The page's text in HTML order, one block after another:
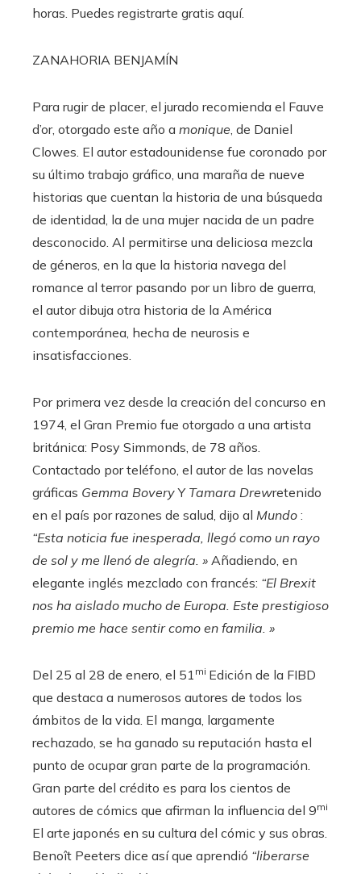
horas. Puedes registrarte gratis aquí.
ZANAHORIA BENJAMÍN
Para rugir de placer, el jurado recomienda el Fauve
d’or, otorgado este año a monique, de Daniel
Clowes. El autor estadounidense fue coronado por
su último trabajo gráfico, una maraña de nueve
historias que cuentan la historia de una búsqueda
de identidad, la de una mujer nacida de un padre
desconocido. Al permitirse una deliciosa mezcla
de géneros, en la que la historia navega del
romance al terror pasando por un libro de guerra,
el autor dibuja otra historia de la América
contemporánea, hecha de neurosis e
insatisfacciones.
Por primera vez desde la creación del concurso en
1974, el Gran Premio fue otorgado a una artista
británica: Posy Simmonds, de 78 años.
Contactado por teléfono, el autor de las novelas
gráficas Gemma BoveryY Tamara Drewretenido
en el país por razones de salud, dijo al Mundo :
“Esta noticia fue inesperada, llegó como un rayo
de sol y me llenó de alegría. » Añadiendo, en
elegante inglés mezclado con francés: “El Brexit
nos ha aislado mucho de Europa. Este prestigioso
premio me hace sentir como en familia. »
Del 25 al 28 de enero, el 51 mi Edición de la FIBD
que destaca a numerosos autores de todos los
ámbitos de la vida. El manga, largamente
rechazado, se ha ganado su reputación hasta el
punto de ocupar gran parte de la programación.
Gran parte del crédito es para los cientos de
autores de cómics que afirman la influencia del 9mi
El arte japonés en su cultura del cómic y sus obras.
Benoît Peeters dice así que aprendió “liberarse